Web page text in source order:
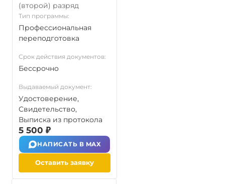
(второй) разряд
Тип программы:
Профессиональная
переподготовка
Срок действия документов:
Бессрочно
Выдаваемый документ:
Удостоверение,
Свидетельство,
Выписка из протокола
5 500 ₽
НАПИСАТЬ В MAX
Оставить заявку